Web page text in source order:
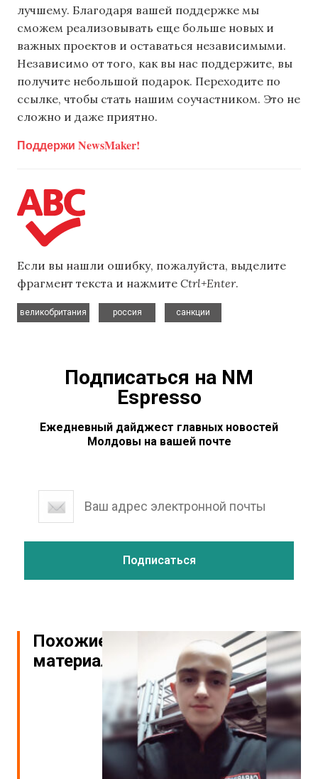
лучшему. Благодаря вашей поддержке мы
сможем реализовывать еще больше новых и
важных проектов и оставаться независимыми.
Независимо от того, как вы нас поддержите, вы
получите небольшой подарок. Переходите по
ссылке, чтобы стать нашим соучастником. Это не
сложно и даже приятно.
Поддержи NewsMaker!
Если вы нашли ошибку, пожалуйста, выделите
фрагмент текста и нажмите Ctrl+Enter.
великобритания
россия
санкции
Подписаться на NM
Espresso
Ежедневный дайджест главных новостей
Молдовы на вашей почте
Похожие
материалы